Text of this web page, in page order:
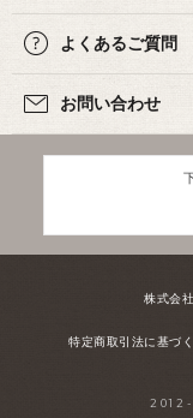
よくあるご質問
お問い合わせ
株式会
特定商取引法に基づ
2012-